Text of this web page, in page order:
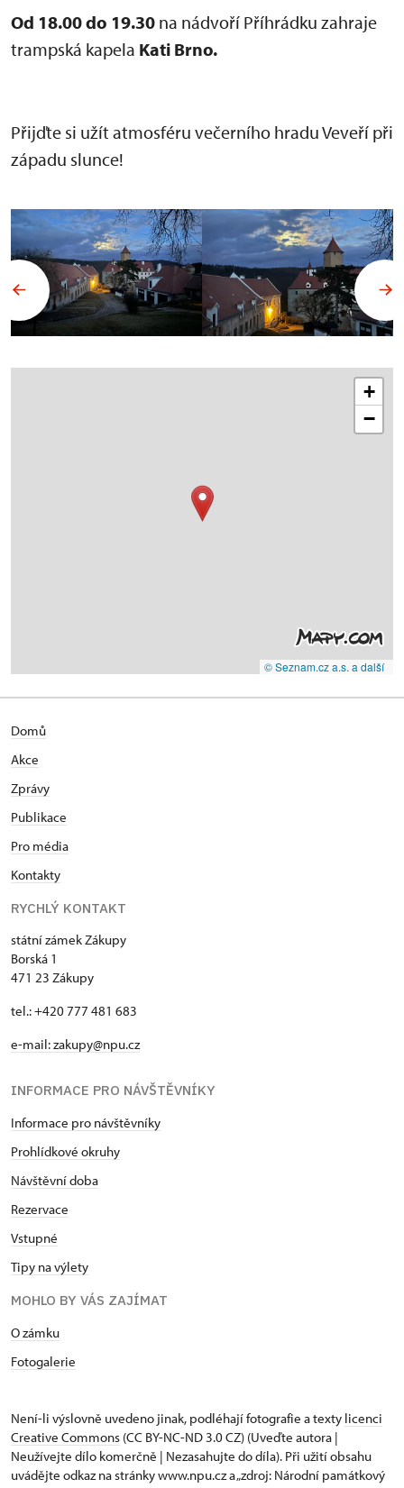
Od 18.00 do 19.30 na nádvoří Příhrádku zahraje
trampská kapela Kati Brno.
Přijďte si užít atmosféru večerního hradu Veveří při
západu slunce!
+
−
© Seznam.cz a.s. a další
Domů
Akce
Zprávy
Publikace
Pro média
Kontakty
RYCHLÝ KONTAKT
státní zámek Zákupy
Borská 1
471 23 Zákupy
tel.: +420 777 481 683
e-mail: zakupy@npu.cz
INFORMACE PRO NÁVŠTĚVNÍKY
Informace pro návštěvníky
Prohlídkové okruhy
Návštěvní doba
Rezervace
Vstupné
Tipy na výlety
MOHLO BY VÁS ZAJÍMAT
O zámku
Fotogalerie
Není-li výslovně uvedeno jinak, podléhají fotografie a texty licenci
Creative Commons (CC BY-NC-ND 3.0 CZ) (Uveďte autora |
Neužívejte dílo komerčně | Nezasahujte do díla). Při užití obsahu
uvádějte odkaz na stránky www.npu.cz a „zdroj: Národní památkový